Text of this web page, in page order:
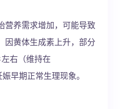
营养需求增加，可能导致
因黄体生成素上升，部分
右（维持在
早期正常生理现象。